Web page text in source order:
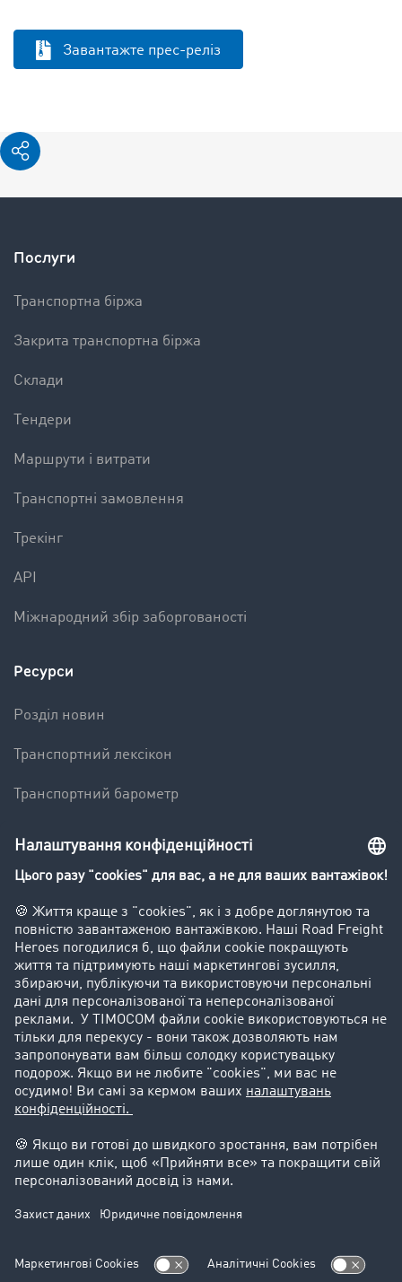
Завантажте прес-реліз
Послуги
Транспортна біржа
Закрита транспортна біржа
Склади
Tендери
Mаршрути і витрати
Tранспортні замовлення
Трекінг
API
Міжнародний збір заборгованості
Ресурси
Pозділ новин
Транспортний лексікон
Транспортний барометр
Компанія
Kлієнт вербує клієнта
Історії успіху
Goodies
Підтримка
Підтримка
Юридичний
Реквізити компанії
Загальні Умови Користування